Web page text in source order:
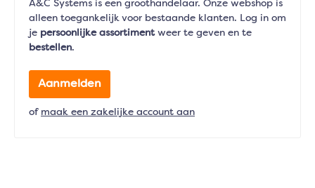
A&C Systems is een groothandelaar. Onze webshop is
alleen toegankelijk voor bestaande klanten. Log in om
je persoonlijke assortimentweer te geven en te
bestellen.
Aanmelden
of maak een zakelijke account aan